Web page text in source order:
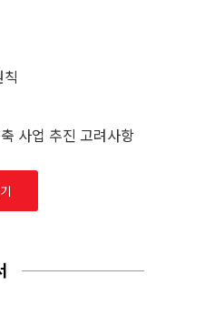
사업 추진 고려사항